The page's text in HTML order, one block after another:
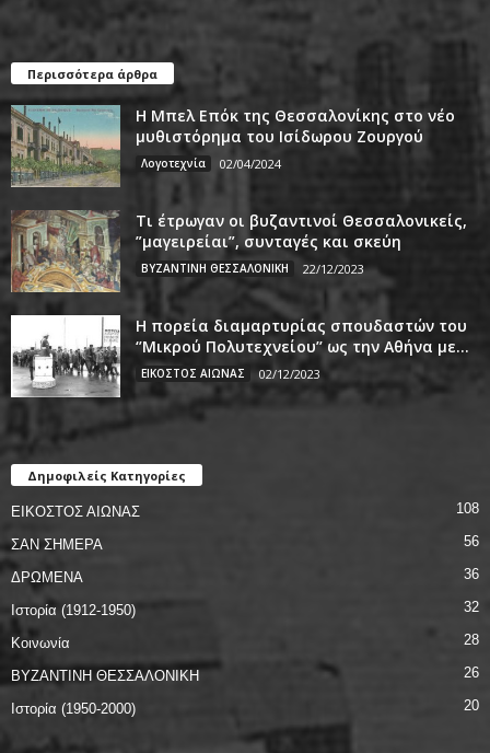
Περισσότερα άρθρα
Η Μπελ Επόκ της Θεσσαλονίκης στο νέο
μυθιστόρημα του Ισίδωρου Ζουργού
Λογοτεχνία 02/04/2024
Τι έτρωγαν οι βυζαντινοί Θεσσαλονικείς,
”μαγειρείαι”, συνταγές και σκεύη
ΒΥΖΑΝΤΙΝΗ ΘΕΣΣΑΛΟΝΙΚΗ 22/12/2023
Η πορεία διαμαρτυρίας σπουδαστών του
‘’Μικρού Πολυτεχνείου’’ ως την Αθήνα με...
ΕΙΚΟΣΤΟΣ ΑΙΩΝΑΣ 02/12/2023
Δημοφιλείς Κατηγορίες
ΕΙΚΟΣΤΟΣ ΑΙΩΝΑΣ 108
ΣΑΝ ΣΗΜΕΡΑ 56
ΔΡΩΜΕΝΑ 36
Ιστορία (1912-1950) 32
Κοινωνία 28
ΒΥΖΑΝΤΙΝΗ ΘΕΣΣΑΛΟΝΙΚΗ 26
Ιστορία (1950-2000) 20